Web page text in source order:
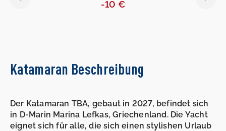
-10 €
Katamaran Beschreibung
Der Katamaran TBA, gebaut in 2027, befindet sich
in D-Marin Marina Lefkas, Griechenland. Die Yacht
eignet sich für alle, die sich einen stylishen Urlaub